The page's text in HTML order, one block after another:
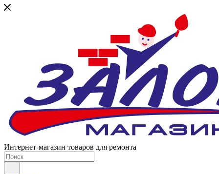
Интернет-магазин товаров для ремонта